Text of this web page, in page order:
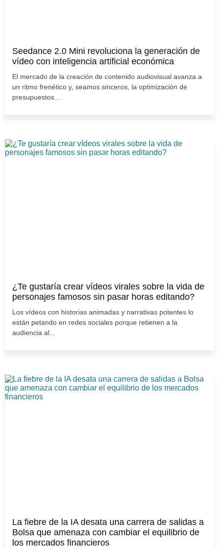
Seedance 2.0 Mini revoluciona la generación de
vídeo con inteligencia artificial económica
El mercado de la creación de contenido audiovisual avanza a
un ritmo frenético y, seamos sinceros, la optimización de
presupuestos...
¿Te gustaría crear vídeos virales sobre la vida de
personajes famosos sin pasar horas editando?
Los vídeos con historias animadas y narrativas potentes lo
están petando en redes sociales porque retienen a la
audiencia al...
La fiebre de la IA desata una carrera de salidas a
Bolsa que amenaza con cambiar el equilibrio de
los mercados financieros